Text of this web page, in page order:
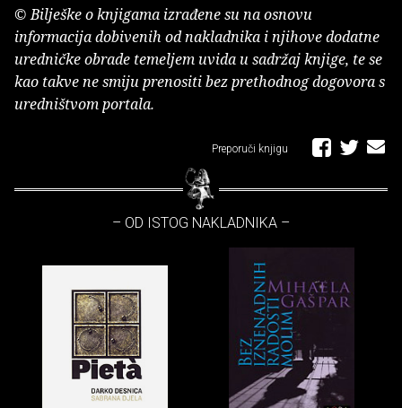
© Bilješke o knjigama izrađene su na osnovu
informacija dobivenih od nakladnika i njihove dodatne
uredničke obrade temeljem uvida u sadržaj knjige, te se
kao takve ne smiju prenositi bez prethodnog dogovora s
uredništvom portala.
Preporuči knjigu
– OD ISTOG NAKLADNIKA –